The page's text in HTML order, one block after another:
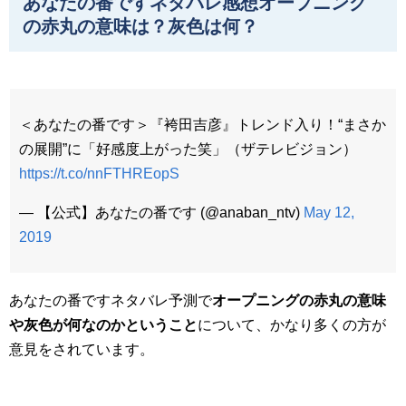
の赤丸の意味は？灰色は何？
＜あなたの番です＞『袴田吉彦』トレンド入り！“まさか
の展開”に「好感度上がった笑」（ザテレビジョン）
https://t.co/nnFTHREopS
— 【公式】あなたの番です (@anaban_ntv) May 12,
2019
あなたの番ですネタバレ予測でオープニングの赤丸の意味
や灰色が何なのかということについて、かなり多くの方が
意見をされています。